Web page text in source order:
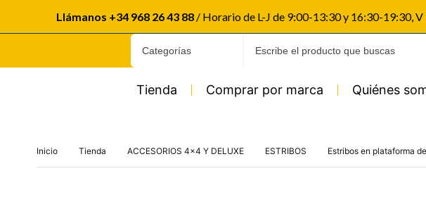
Llámanos +34 968 26 43 88 / Horario de L-J de 9:00-13:30 y 16:30-19:30,
Tienda Comprar por marca Quiénes
Inicio Tienda ACCESORIOS 4x4 Y DELUXE ESTRIBOS Estribos en plataforma